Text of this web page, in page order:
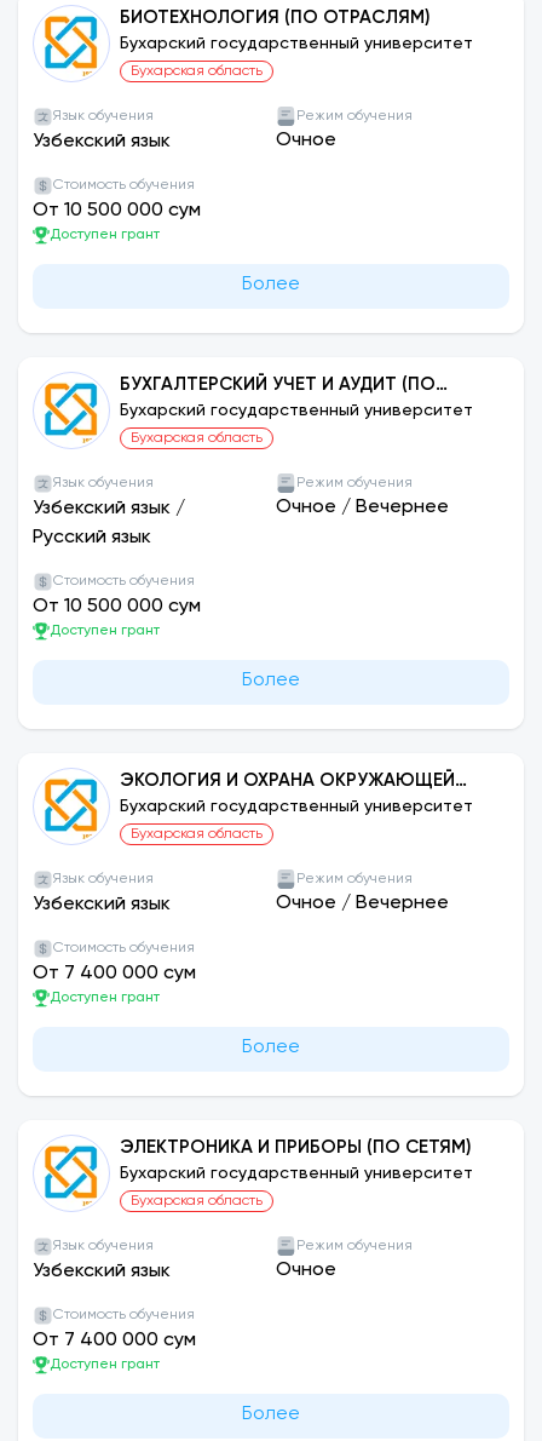
БИОТЕХНОЛОГИЯ (ПО ОТРАСЛЯМ)
Бухарский государственный университет
Бухарская область
Язык обучения
Узбекский язык
Режим обучения
Очное
Стоимость обучения
От 10 500 000 сум
Доступен грант
Более
БУХГАЛТЕРСКИЙ УЧЕТ И АУДИТ (ПО
ОТРАСЛЯМ)
Бухарский государственный университет
Бухарская область
Язык обучения
Узбекский язык /
Русский язык
Режим обучения
Очное / Вечернее
Стоимость обучения
От 10 500 000 сум
Доступен грант
Более
ЭКОЛОГИЯ И ОХРАНА ОКРУЖАЮЩЕЙ
СРЕДЫ (ПО ОТРАСЛЯМ И ОТРАСЛЯМ)
Бухарский государственный университет
Бухарская область
Язык обучения
Узбекский язык
Режим обучения
Очное / Вечернее
Стоимость обучения
От 7 400 000 сум
Доступен грант
Более
ЭЛЕКТРОНИКА И ПРИБОРЫ (ПО СЕТЯМ)
Бухарский государственный университет
Бухарская область
Язык обучения
Узбекский язык
Режим обучения
Очное
Стоимость обучения
От 7 400 000 сум
Доступен грант
Более